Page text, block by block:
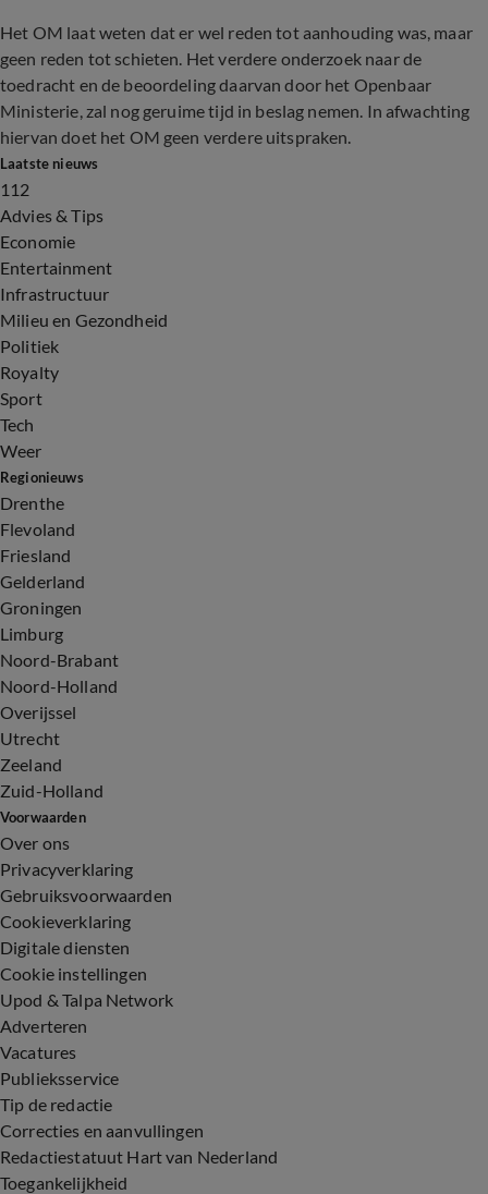
Het OM laat weten dat er wel reden tot aanhouding was, maar
geen reden tot schieten. Het verdere onderzoek naar de
toedracht en de beoordeling daarvan door het Openbaar
Ministerie, zal nog geruime tijd in beslag nemen. In afwachting
hiervan doet het OM geen verdere uitspraken.
Laatste nieuws
112
Advies & Tips
Economie
Entertainment
Infrastructuur
Milieu en Gezondheid
Politiek
Royalty
Sport
Tech
Weer
Regionieuws
Drenthe
Flevoland
Friesland
Gelderland
Groningen
Limburg
Noord-Brabant
Noord-Holland
Overijssel
Utrecht
Zeeland
Zuid-Holland
Voorwaarden
Over ons
Privacyverklaring
Gebruiksvoorwaarden
Cookieverklaring
Digitale diensten
Cookie instellingen
Upod & Talpa Network
Adverteren
Vacatures
Publieksservice
Tip de redactie
Correcties en aanvullingen
Redactiestatuut Hart van Nederland
Toegankelijkheid